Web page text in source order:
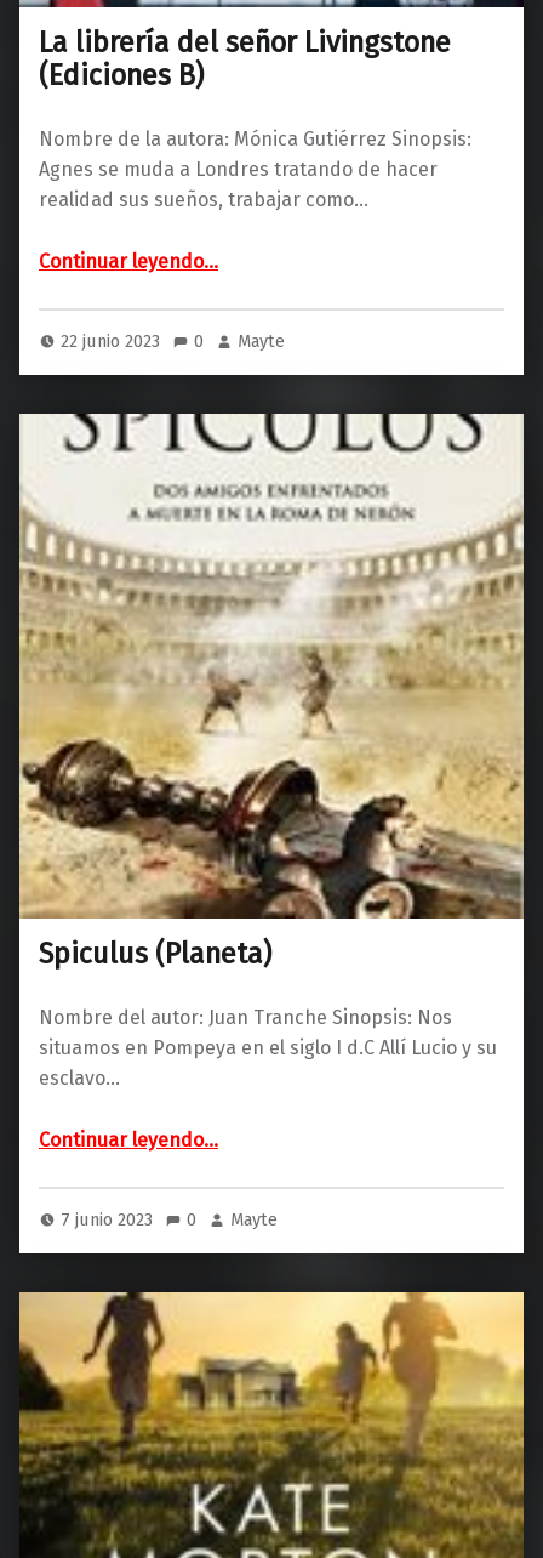
La librería del señor Livingstone
(Ediciones B)
Nombre de la autora: Mónica Gutiérrez Sinopsis:
Agnes se muda a Londres tratando de hacer
realidad sus sueños, trabajar como…
Continuar leyendo“La librería del señor Livingstone (Ediciones B)”
…
22 junio 2023 0 Mayte
Spiculus (Planeta)
Nombre del autor: Juan Tranche Sinopsis: Nos
situamos en Pompeya en el siglo I d.C Allí Lucio y su
esclavo…
Continuar leyendo…
7 junio 2023 0 Mayte